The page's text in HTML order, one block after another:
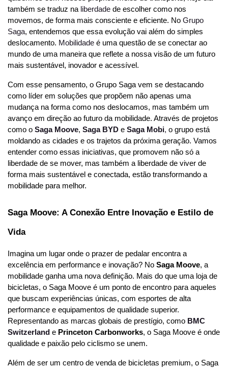
também se traduz na liberdade de escolher como nos
movemos, de forma mais consciente e eficiente. No Grupo
Saga, entendemos que essa evolução vai além do simples
deslocamento. Mobilidade é uma questão de se conectar ao
mundo de uma maneira que reflete a nossa visão de um futuro
mais sustentável, inovador e acessível.
Com esse pensamento, o Grupo Saga vem se destacando
como líder em soluções que propõem não apenas uma
mudança na forma como nos deslocamos, mas também um
avanço em direção ao futuro da mobilidade. Através de projetos
como o Saga Moove, Saga BYD e Saga Mobi, o grupo está
moldando as cidades e os trajetos da próxima geração. Vamos
entender como essas iniciativas, que promovem não só a
liberdade de se mover, mas também a liberdade de viver de
forma mais sustentável e conectada, estão transformando a
mobilidade para melhor.
Saga Moove: A Conexão Entre Inovação e Estilo de
Vida
Imagina um lugar onde o prazer de pedalar encontra a
excelência em performance e inovação? No Saga Moove, a
mobilidade ganha uma nova definição. Mais do que uma loja de
bicicletas, o Saga Moove é um ponto de encontro para aqueles
que buscam experiências únicas, com esportes de alta
performance e equipamentos de qualidade superior.
Representando as marcas globais de prestígio, como BMC
Switzerland e Princeton Carbonworks, o Saga Moove é onde
qualidade e paixão pelo ciclismo se unem.
Além de ser um centro de venda de bicicletas premium, o Saga